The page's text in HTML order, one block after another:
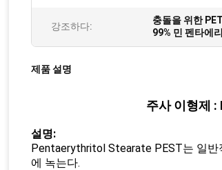
강조하다:
충돌을 위한
99% 민 펜타에
제품 설명
주사 이형제
설명:
Pentaerythritol Stearate PEST는 일반
에 녹는다.